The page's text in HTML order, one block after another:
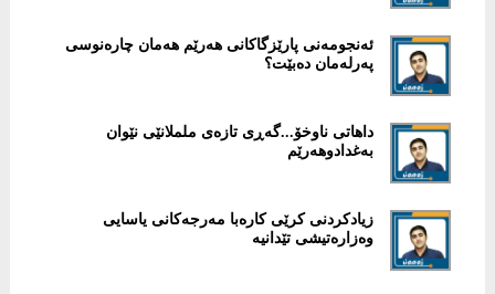
ئەنجومەنى پارێزگاکانى هەرێم هەمان چارەنوسى
پەرلەمان دەبێت؟
‎داهاتی ناوخۆ...گەڕی تازەی ململانێی نێوان
بەغدادوهەرێم
زیادكردنی كرێی كارەبا مەرجەكانی یاسایی
وەزارەتیشی تێدانیە